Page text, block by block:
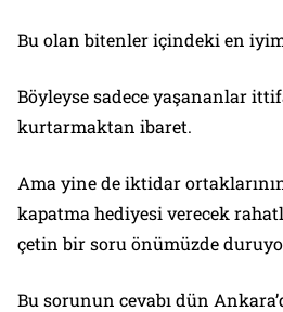
Bu olan bitenler içindeki en
Böyleyse sadece yaşananlar
kurtarmaktan ibaret.
Ama yine de iktidar
kapatma hediyesi verecek
çetin bir soru önümüzde
Bu sorunun cevabı dün